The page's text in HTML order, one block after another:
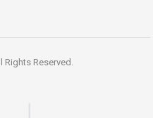
Reserved.